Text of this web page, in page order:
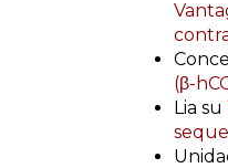
(β-
Lia su